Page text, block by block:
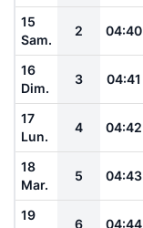
15
Sam.
2 04:40
16
Dim.
3 04:41
17
Lun.
4 04:42
18
Mar.
5 04:43
19
6 04:44